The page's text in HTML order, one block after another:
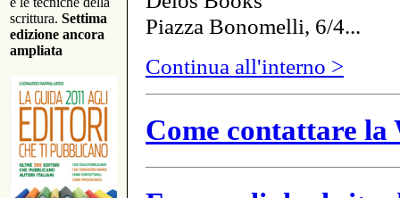
scrittura. Settima
edizione ancora
ampliata
Piazza Bonomelli, 6/4...
Continua all'interno >
Come contattare